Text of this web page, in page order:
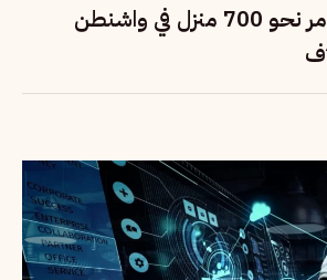
حرائق الغابات تدمر نحو 700 منزل في واشنطن